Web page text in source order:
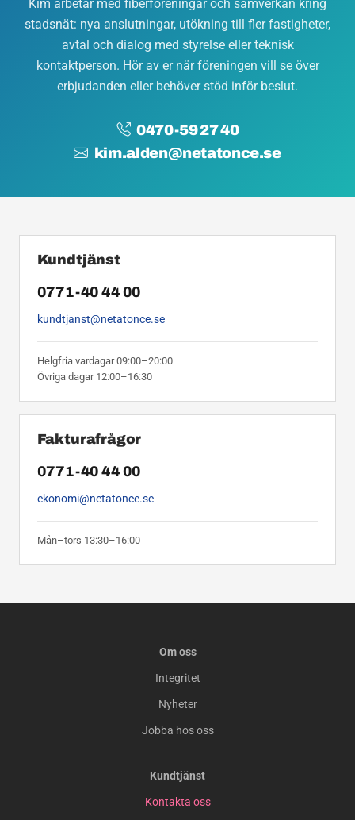
Kim arbetar med fiberföreningar och samverkan kring
stadsnät: nya anslutningar, utökning till fler fastigheter,
avtal och dialog med styrelse eller teknisk
kontaktperson. Hör av er när föreningen vill se över
erbjudanden eller behöver stöd inför beslut.
0470-59 27 40
kim.alden@netatonce.se
Kundtjänst
0771-40 44 00
kundtjanst@netatonce.se
Helgfria vardagar 09:00–20:00
Övriga dagar 12:00–16:30
Fakturafrågor
0771-40 44 00
ekonomi@netatonce.se
Mån–tors 13:30–16:00
Om oss
Integritet
Nyheter
Jobba hos oss
Kundtjänst
Kontakta oss